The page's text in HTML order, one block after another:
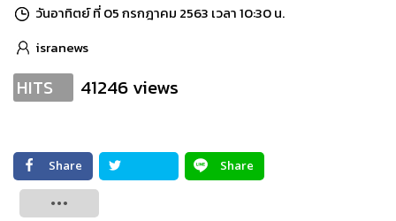
วันอาทิตย์ ที่ 05 กรกฎาคม 2563 เวลา 10:30 น.
isranews
HITS 41246 views
Share
Share